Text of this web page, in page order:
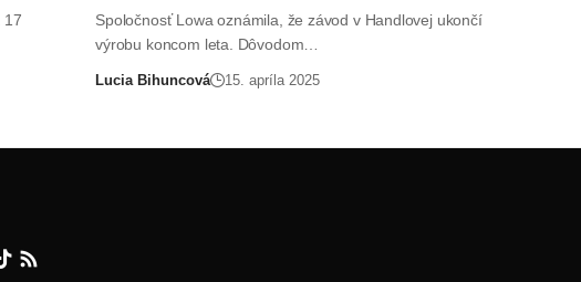
17
Spoločnosť Lowa oznámila, že závod v Handlovej ukončí
výrobu koncom leta. Dôvodom…
Lucia Bihuncová 15. apríla 2025